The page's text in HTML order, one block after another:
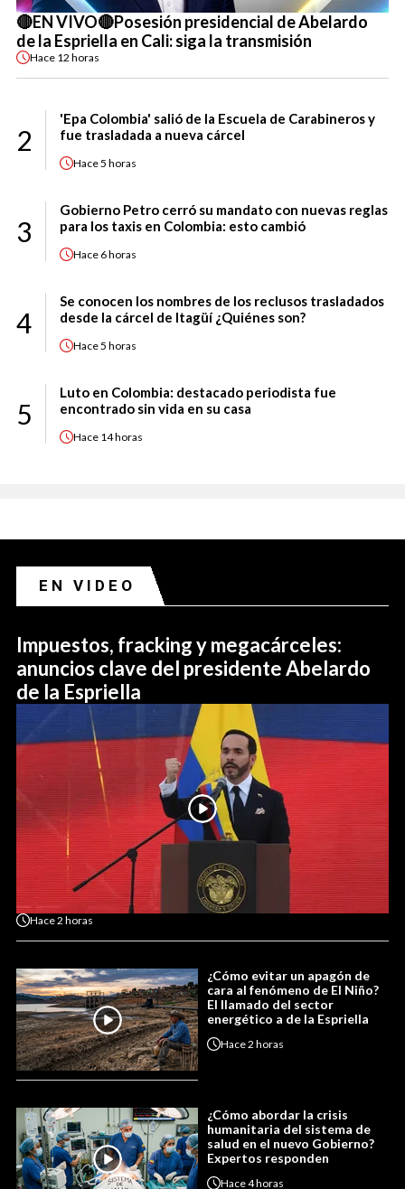
🔴EN VIVO🔴Posesión presidencial de Abelardo
de la Espriella en Cali: siga la transmisión
Hace 12 horas
2
'Epa Colombia' salió de la Escuela de Carabineros y
fue trasladada a nueva cárcel
Hace5 horas
3
Gobierno Petro cerró su mandato con nuevas reglas
para los taxis en Colombia: esto cambió
Hace 6 horas
4
Se conocen los nombres de los reclusos trasladados
desde la cárcel de Itagüí ¿Quiénes son?
Hace5 horas
5
Luto en Colombia: destacado periodista fue
encontrado sin vida en su casa
Hace 14 horas
EN VIDEO
Impuestos, fracking y megacárceles:
anuncios clave del presidente Abelardo
de la Espriella
Hace2 horas
¿Cómo evitar un apagón de
cara al fenómeno de El Niño?
El llamado del sector
energético a de la Espriella
Hace2 horas
¿Cómo abordar la crisis
humanitaria del sistema de
salud en el nuevo Gobierno?
Expertos responden
Hace4 horas